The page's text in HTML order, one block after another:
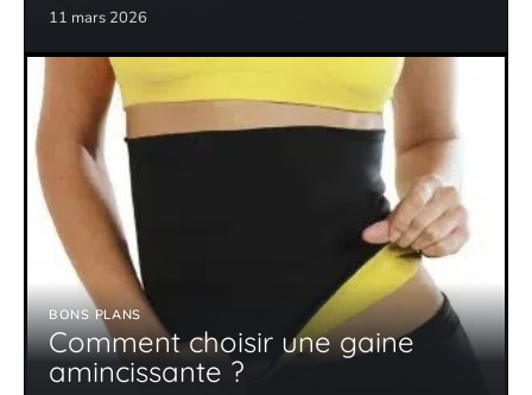
11 mars 2026
BONS PLANS
Comment choisir une gaine
amincissante ?